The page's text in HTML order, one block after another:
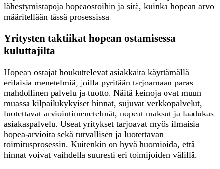
lähestymistapoja hopeaostoihin ja sitä, kuinka hopean arvo
määritellään tässä prosessissa.
Yritysten taktiikat hopean ostamisessa
kuluttajilta
Hopean ostajat houkuttelevat asiakkaita käyttämällä
erilaisia menetelmiä, joilla pyritään tarjoamaan paras
mahdollinen palvelu ja tuotto. Näitä keinoja ovat muun
muassa kilpailukykyiset hinnat, sujuvat verkkopalvelut,
luotettavat arviointimenetelmät, nopeat maksut ja laadukas
asiakaspalvelu. Useat yritykset tarjoavat myös ilmaisia
hopea-arvioita sekä turvallisen ja luotettavan
toimitusprosessin. Kuitenkin on hyvä huomioida, että
hinnat voivat vaihdella suuresti eri toimijoiden välillä.